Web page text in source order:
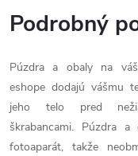
Podrobný
Púzdra a obaly na
eshope dodajú vášmu
jeho telo pred
škrabancami. Púzdra
fotoaparát, takže